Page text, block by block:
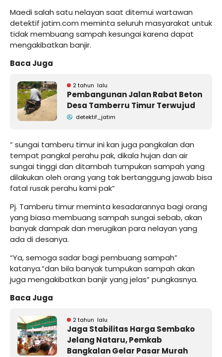
Maedi salah satu nelayan saat ditemui wartawan
detektif jatim.com meminta seluruh masyarakat untuk
tidak membuang sampah kesungai karena dapat
mengakibatkan banjir.
Baca Juga
2 tahun lalu
Pembangunan Jalan Rabat Beton
Desa Tamberru Timur Terwujud
detektif_jatim
” sungai tamberu timur ini kan juga pangkalan dan
tempat pangkal perahu pak, dikala hujan dan air
sungai tinggi dan ditambah tumpukan sampah yang
dilakukan oleh orang yang tak bertanggung jawab bisa
fatal rusak perahu kami pak”
Pj. Tamberu timur meminta kesadarannya bagi orang
yang biasa membuang sampah sungai sebab, akan
banyak dampak dan merugikan para nelayan yang
ada di desanya.
“Ya, semoga sadar bagi pembuang sampah”
katanya.”dan bila banyak tumpukan sampah akan
juga mengakibatkan banjir yang jelas” pungkasnya.
Baca Juga
2 tahun lalu
Jaga Stabilitas Harga Sembako
Jelang Nataru, Pemkab
Bangkalan Gelar Pasar Murah